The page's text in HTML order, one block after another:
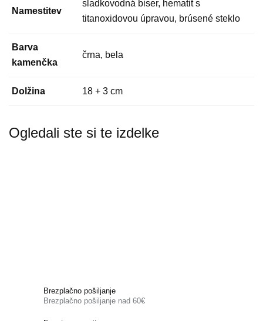
Namestitev
sladkovodná biser, hematit s
titanoxidovou úpravou, brúsené steklo
Barva
kamenčka
črna, bela
Dolžina 18 + 3 cm
Ogledali ste si te izdelke
Brezplačno pošiljanje
Brezplačno pošiljanje nad 60€